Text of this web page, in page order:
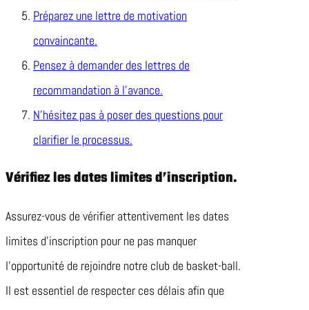
Préparez une lettre de motivation
convaincante.
Pensez à demander des lettres de
recommandation à l’avance.
N’hésitez pas à poser des questions pour
clarifier le processus.
Vérifiez les dates limites d’inscription.
Assurez-vous de vérifier attentivement les dates
limites d’inscription pour ne pas manquer
l’opportunité de rejoindre notre club de basket-ball.
Il est essentiel de respecter ces délais afin que